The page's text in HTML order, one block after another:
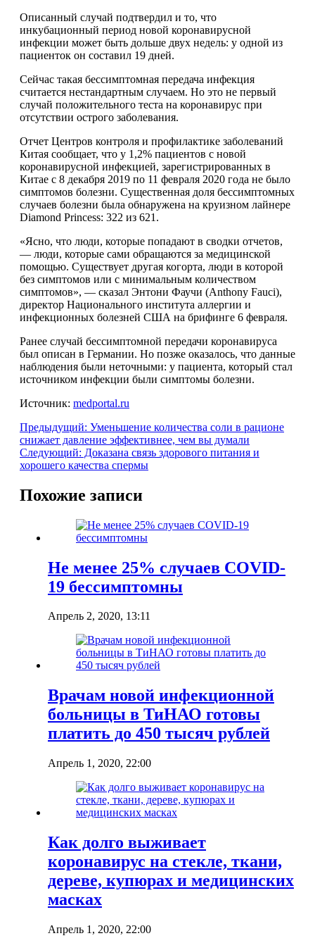
Описанный случай подтвердил и то, что
инкубационный период новой коронавирусной
инфекции может быть дольше двух недель: у одной из
пациенток он составил 19 дней.
Сейчас такая бессимптомная передача инфекция
считается нестандартным случаем. Но это не первый
случай положительного теста на коронавирус при
отсутствии острого заболевания.
Отчет Центров контроля и профилактике заболеваний
Китая сообщает, что у 1,2% пациентов с новой
коронавирусной инфекцией, зарегистрированных в
Китае с 8 декабря 2019 по 11 февраля 2020 года не было
симптомов болезни. Существенная доля бессимптомных
случаев болезни была обнаружена на круизном лайнере
Diamond Princess: 322 из 621.
«Ясно, что люди, которые попадают в сводки отчетов,
— люди, которые сами обращаются за медицинской
помощью. Существует другая когорта, люди в которой
без симптомов или с минимальным количеством
симптомов», — сказал Энтони Фаучи (Anthony Fauci),
директор Национального института аллергии и
инфекционных болезней США на брифинге 6 февраля.
Ранее случай бессимптомной передачи коронавируса
был описан в Германии. Но позже оказалось, что данные
наблюдения были неточными: у пациента, который стал
источником инфекции были симптомы болезни.
Источник: medportal.ru
Предыдущий: Уменьшение количества соли в рационе
снижает давление эффективнее, чем вы думали
Следующий: Доказана связь здорового питания и
хорошего качества спермы
Похожие записи
Не менее 25% случаев COVID-
19 бессимптомны
Апрель 2, 2020, 13:11
Врачам новой инфекционной
больницы в ТиНАО готовы
платить до 450 тысяч рублей
Апрель 1, 2020, 22:00
Как долго выживает
коронавирус на стекле, ткани,
дереве, купюрах и медицинских
масках
Апрель 1, 2020, 22:00